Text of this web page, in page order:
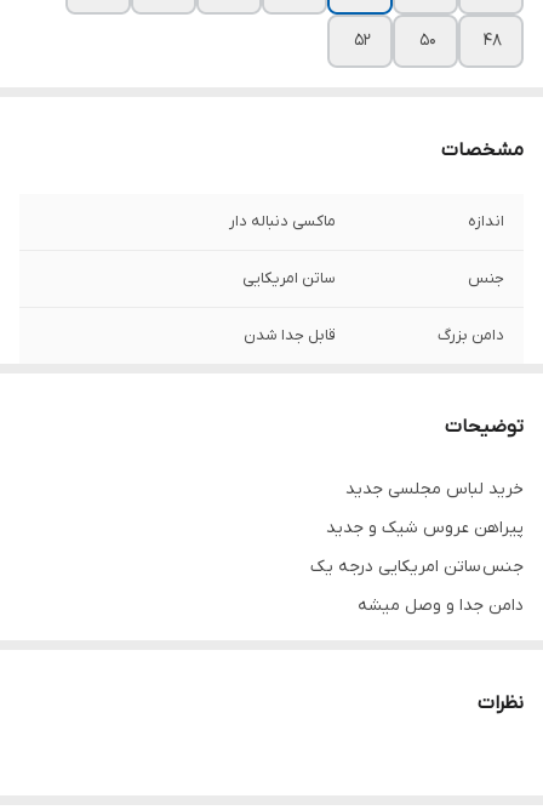
۴۸ ۵۰ ۵۲
مشخصات
اندازه ماکسی دنباله دار
جنس ساتن امریکایی
دامن بزرگ قابل جدا شدن
توضیحات
خرید لباس مجلسی جدید
پیراهن عروس شیک و جدید
جنس ساتن امریکایی درجه یک
دامن جدا و وصل میشه
نظرات